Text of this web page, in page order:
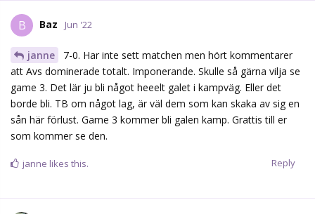
B Baz Jun '22
janne
7-0. Har inte sett matchen men hört kommentarer
att Avs dominerade totalt. Imponerande. Skulle så gärna vilja se
game 3. Det lär ju bli något heeelt galet i kampväg. Eller det
borde bli. TB om något lag, är väl dem som kan skaka av sig en
sån här förlust. Game 3 kommer bli galen kamp. Grattis till er
som kommer se den.
Reply
janne likes this.